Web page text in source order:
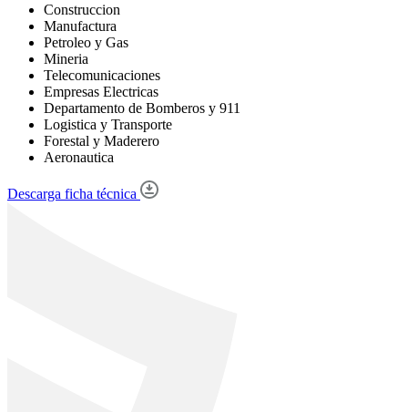
Construccion
Manufactura
Petroleo y Gas
Mineria
Telecomunicaciones
Empresas Electricas
Departamento de Bomberos y 911
Logistica y Transporte
Forestal y Maderero
Aeronautica
Descarga ficha técnica